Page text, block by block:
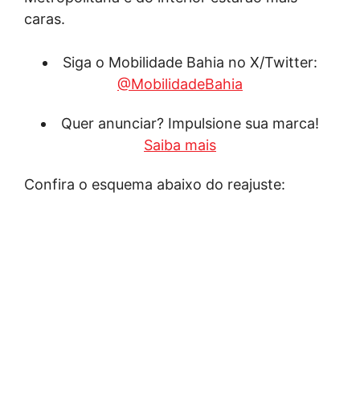
caras.
Siga o Mobilidade Bahia no X/Twitter:
@MobilidadeBahia
Quer anunciar? Impulsione sua marca!
Saiba mais
Confira o esquema abaixo do reajuste: